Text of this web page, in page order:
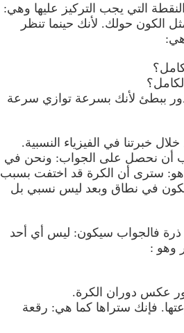
التي يجب التركيز عليها وهي:
الكون حولك. لأنك حينما تنظر
ببطئ لأنك بسرعة توازي سرعة
خبرتنا في الفيزياء النسبية.
أن نحصل على الجواب: ونحن في
سترى أن الكرة قد اختفت بسبب
في نطاق وبعد ليس نسبي بل
فالجواب سيكون: ليس أي أحد
وهو :
عكس دوران الكرة.
فإنك ستراها كما هي: رقعة